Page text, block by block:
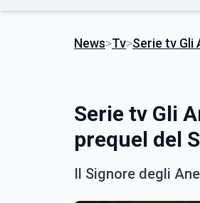
News>Tv>Serie tv Gli
Serie tv Gli
prequel del
Il Signore degli